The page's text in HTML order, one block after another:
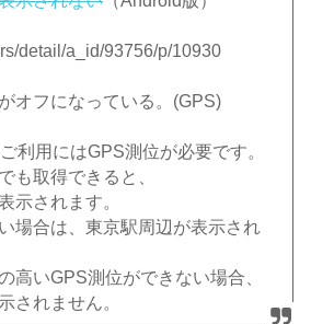
detail/a_id/93756/p/10930
オフになっている。(GPS)
利用にはGPS測位が必要です。
も取得できると、
示されます。
場合は、東京駅周辺が表示され
高いGPS測位ができない場合、
されません。